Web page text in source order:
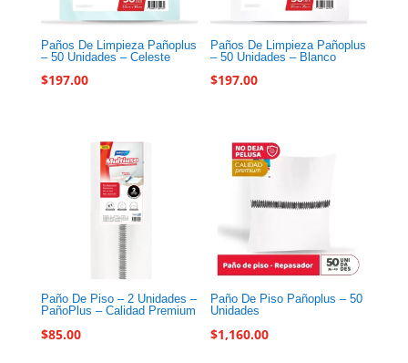
Paños De Limpieza Pañoplus
– 50 Unidades – Celeste
$197.00
Paños De Limpieza Pañoplus
– 50 Unidades – Blanco
$197.00
Paño De Piso – 2 Unidades –
PañoPlus – Calidad Premium
$85.00
Paño De Piso Pañoplus – 50
Unidades
$1,160.00